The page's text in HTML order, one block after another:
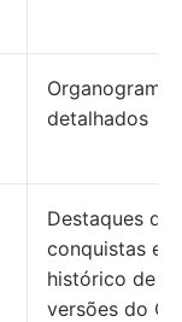
Organogramas
detalhados
Destaques de
conquistas e
histórico de
versões do